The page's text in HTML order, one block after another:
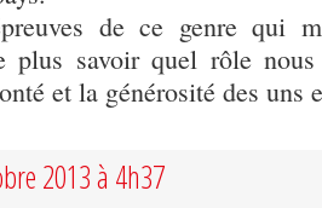
de ce genre qui
plus savoir quel rôle
et la générosité des uns
2013 à 4h37